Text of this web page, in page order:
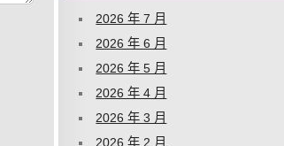
2026 年 7 月
2026 年 6 月
2026 年 5 月
2026 年 4 月
2026 年 3 月
2026 年 2 月